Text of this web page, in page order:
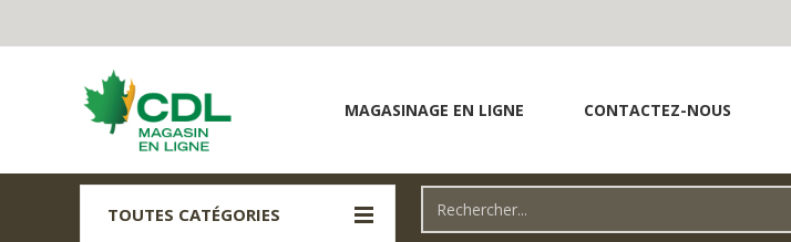
MAGASINAGE EN LIGNE CONTACTEZ-NOUS
TOUTES CATÉGORIES